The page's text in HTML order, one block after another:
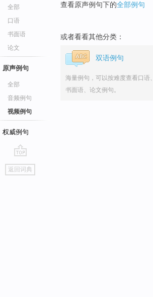
全部
口语
书面语
论文
原声例句
全部
音频例句
视频例句
权威例句
go
top
返回词典
查看原声例句下的全部例句
或者看看其他分类：
双语例句
海量例句，可以按难度查看口语、
书面语、论文例句。